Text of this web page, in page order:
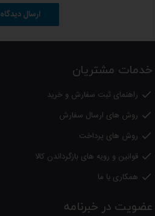
ارسال دیدگاه
خدمات مشتریان
 راهنمای ثبت سفارش و خرید
 روش های ارسال سفارش
 روش های پرداخت
 قوانین و رویه های بازگرداندن کالا
 همکاری با ما
عضویت در خبرنامه